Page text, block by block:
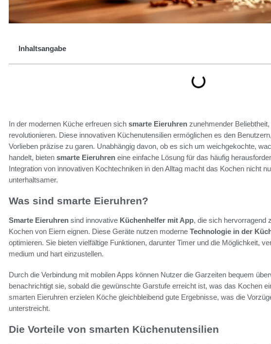
Inhaltsangabe
In der modernen Küche erfreuen sich smarte Eieruhren zunehmender
revolutionieren. Diese innovativen Küchenutensilien ermöglichen es den
Vorlieben präzise zu garen. Unabhängig davon, ob es sich um weichgekochte,
handelt, bieten smarte Eieruhren eine einfache Lösung für das häufig
Integration von innovativen Kochtechniken in den Alltag macht das Kochen nicht
unterhaltsamer.
Was sind smarte Eieruhren?
Smarte Eieruhren sind innovative Küchenhelfer mit App, die sich hervorragend
Kochen von Eiern eignen. Diese Geräte nutzen moderne Technologie in der
optimieren. Sie bieten vielfältige Funktionen, darunter Timer und die Möglichkeit,
medium und hart einzustellen.
Durch die Verbindung mit mobilen Apps können Nutzer die Garzeiten bequem
benachrichtigt sie, sobald die gewünschte Garstufe erreicht ist, was das Kochen
smarten Eieruhren erzielen Köche gleichbleibend gute Ergebnisse, was die
unterstreicht.
Die Vorteile von smarten Küchenutensilien